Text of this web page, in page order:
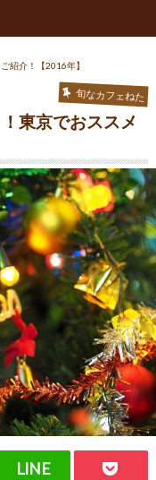
紹介！【2016年】
旬なカフェねた
東京でおススメ